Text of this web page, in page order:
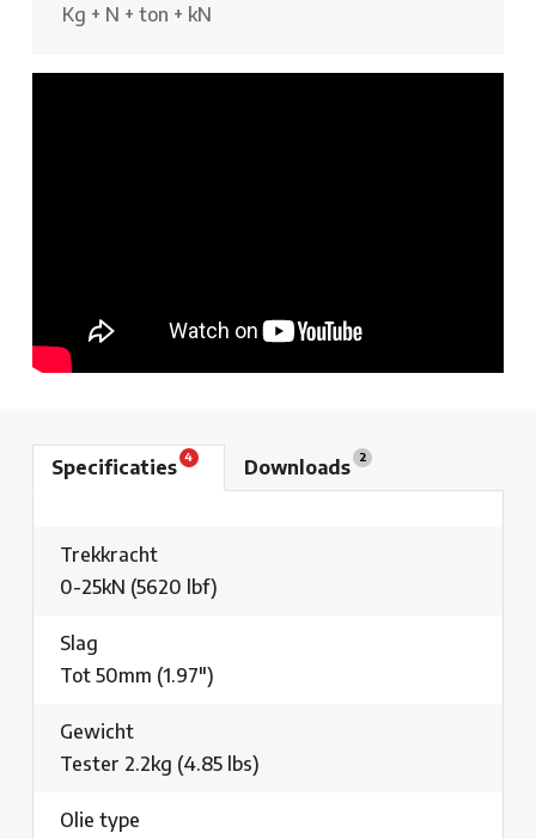
Kg + N + ton + kN
Specificaties4 Downloads 2
Trekkracht
0-25kN (5620 lbf)
Slag
Tot 50mm (1.97")
Gewicht
Tester 2.2kg (4.85 lbs)
Olie type